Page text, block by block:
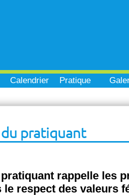
Calendrier Pratique
du pratiquant
rappelle les
le respect des valeurs